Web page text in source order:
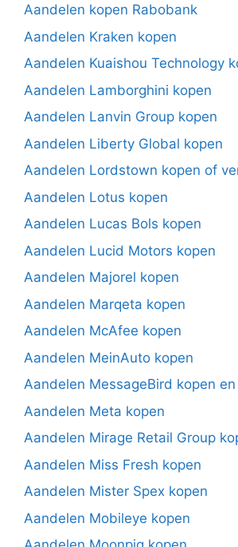
Aandelen kopen Rabobank
Aandelen Kraken kopen
Aandelen Kuaishou Technology
Aandelen Lamborghini kopen
Aandelen Lanvin Group kopen
Aandelen Liberty Global kopen
Aandelen Lordstown kopen of
Aandelen Lotus kopen
Aandelen Lucas Bols kopen
Aandelen Lucid Motors kopen
Aandelen Majorel kopen
Aandelen Marqeta kopen
Aandelen McAfee kopen
Aandelen MeinAuto kopen
Aandelen MessageBird kopen
Aandelen Meta kopen
Aandelen Mirage Retail Group
Aandelen Miss Fresh kopen
Aandelen Mister Spex kopen
Aandelen Mobileye kopen